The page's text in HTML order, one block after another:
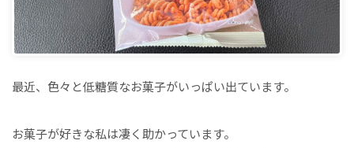
最近、色々と低糖質なお菓子がいっぱい出ています。
お菓子が好きな私は凄く助かっています。